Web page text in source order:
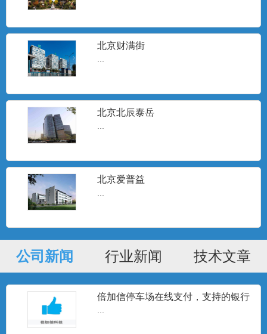
北京财满街
...
北京北辰泰岳
...
北京爱普益
...
公司新闻 行业新闻 技术文章
倍加信停车场在线支付，支持的银行
...